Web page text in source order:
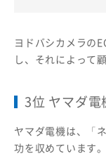
ヨドバシカメラの
し、それによって
3位 ヤマダ
ヤマダ電機は、「
功を収めています